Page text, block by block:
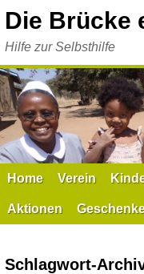
Inhalt
Die Brücke
Hilfe zur Selbsthilfe
Home Verein
Aktionen
Schlagwort-